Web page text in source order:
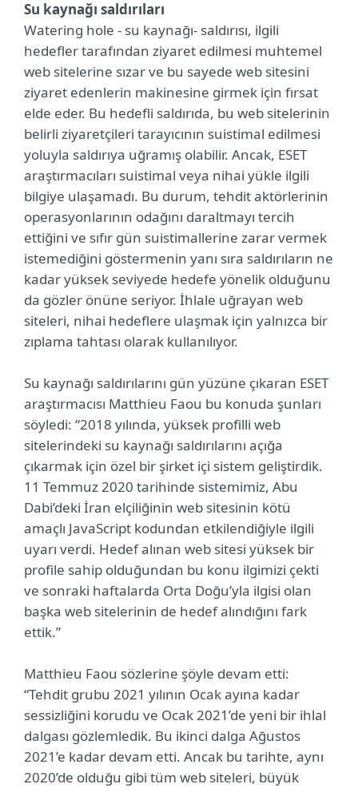
Su kaynağı saldırıları
Watering hole - su kaynağı- saldırısı, ilgili
hedefler tarafından ziyaret edilmesi muhtemel
web sitelerine sızar ve bu sayede web sitesini
ziyaret edenlerin makinesine girmek için fırsat
elde eder. Bu hedefli saldırıda, bu web sitelerinin
belirli ziyaretçileri tarayıcının suistimal edilmesi
yoluyla saldırıya uğramış olabilir. Ancak, ESET
araştırmacıları suistimal veya nihai yükle ilgili
bilgiye ulaşamadı. Bu durum, tehdit aktörlerinin
operasyonlarının odağını daraltmayı tercih
ettiğini ve sıfır gün suistimallerine zarar vermek
istemediğini göstermenin yanı sıra saldırıların ne
kadar yüksek seviyede hedefe yönelik olduğunu
da gözler önüne seriyor. İhlale uğrayan web
siteleri, nihai hedeflere ulaşmak için yalnızca bir
zıplama tahtası olarak kullanılıyor.
Su kaynağı saldırılarını gün yüzüne çıkaran ESET
araştırmacısı Matthieu Faou bu konuda şunları
söyledi: “2018 yılında, yüksek profilli web
sitelerindeki su kaynağı saldırılarını açığa
çıkarmak için özel bir şirket içi sistem geliştirdik.
11 Temmuz 2020 tarihinde sistemimiz, Abu
Dabi’deki İran elçiliğinin web sitesinin kötü
amaçlı JavaScript kodundan etkilendiğiyle ilgili
uyarı verdi. Hedef alınan web sitesi yüksek bir
profile sahip olduğundan bu konu ilgimizi çekti
ve sonraki haftalarda Orta Doğu’yla ilgisi olan
başka web sitelerinin de hedef alındığını fark
ettik.”
Matthieu Faou sözlerine şöyle devam etti:
“Tehdit grubu 2021 yılının Ocak ayına kadar
sessizliğini korudu ve Ocak 2021’de yeni bir ihlal
dalgası gözlemledik. Bu ikinci dalga Ağustos
2021’e kadar devam etti. Ancak bu tarihte, aynı
2020’de olduğu gibi tüm web siteleri, büyük